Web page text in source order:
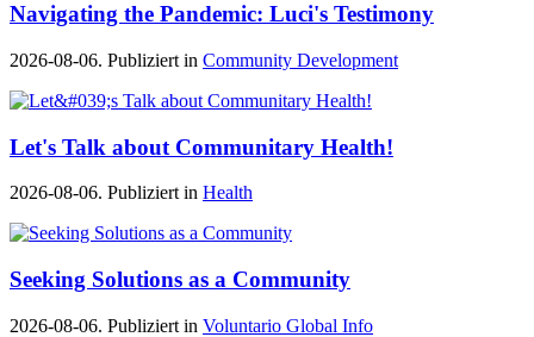
Navigating the Pandemic: Luci's Testimony
2026-08-06. Publiziert in Community Development
Let's Talk about Communitary Health!
2026-08-06. Publiziert in Health
Seeking Solutions as a Community
2026-08-06. Publiziert in Voluntario Global Info